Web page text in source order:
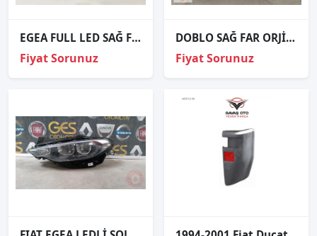
EGEA FULL LED SAĞ FAR HATASIZ
Fiyat Sorunuz
DOBLO SAĞ FAR ORJİNAL
Fiyat Sorunuz